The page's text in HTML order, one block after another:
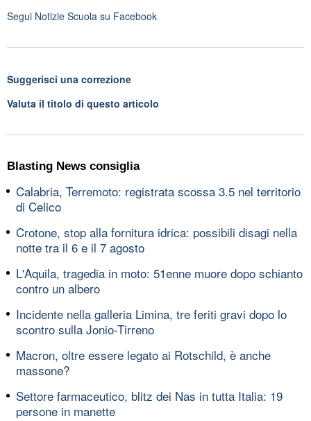
Segui Notizie Scuola su Facebook
Suggerisci una correzione
Valuta il titolo di questo articolo
Blasting News consiglia
Calabria, Terremoto: registrata scossa 3.5 nel territorio
di Celico
Crotone, stop alla fornitura idrica: possibili disagi nella
notte tra il 6 e il 7 agosto
L'Aquila, tragedia in moto: 51enne muore dopo schianto
contro un albero
Incidente nella galleria Limina, tre feriti gravi dopo lo
scontro sulla Jonio-Tirreno
Macron, oltre essere legato ai Rotschild, è anche
massone?
Settore farmaceutico, blitz dei Nas in tutta Italia: 19
persone in manette